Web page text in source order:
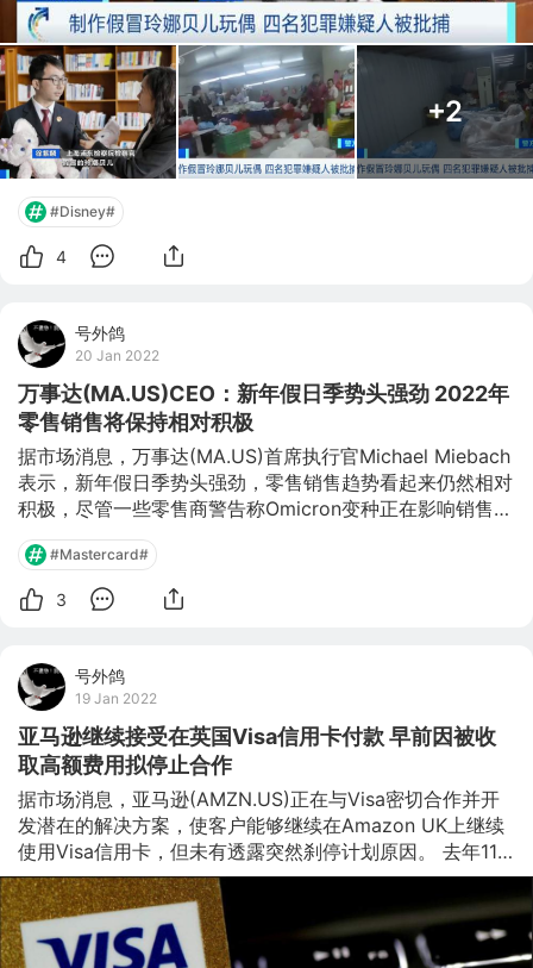
+2
#Disney#
4
号外鸽
20 Jan 2022
万事达(MA.US)CEO：新年假日季势头强劲 2022年
零售销售将保持相对积极
据市场消息，万事达(MA.US)首席执行官Michael Miebach
表示，新年假日季势头强劲，零售销售趋势看起来仍然相对
积极，尽管一些零售商警告称Omicron变种正在影响销售。
Michael Miebach表示，即使消费者无法去到实体店购物，
他们可能想在网上进行购物以及使用数字银行。他补充称，
消费者在疫情期间积累的储蓄将有助于支出。 文章来源格
隆汇，版权归原作者所有，如有侵权请联系本人删除。
#Mastercard#
3
号外鸽
19 Jan 2022
亚马逊继续接受在英国Visa信用卡付款 早前因被收
取高额费用拟停止合作
据市场消息，亚马逊(AMZN.US)正在与Visa密切合作并开
发潜在的解决方案，使客户能够继续在Amazon UK上继续
使用Visa信用卡，但未有透露突然刹停计划原因。 去年11
月亚马逊发公告指，处理信用卡交易的Visa收取高额费用，
决定1月19日(周三)起停止接受英国发行Visa信用卡付款，
Visa当时表示非常失望，并将努力与亚马逊达成解决方案。
亚马逊去年宣布计划在澳大利亚和新加坡对Visa信用卡付款